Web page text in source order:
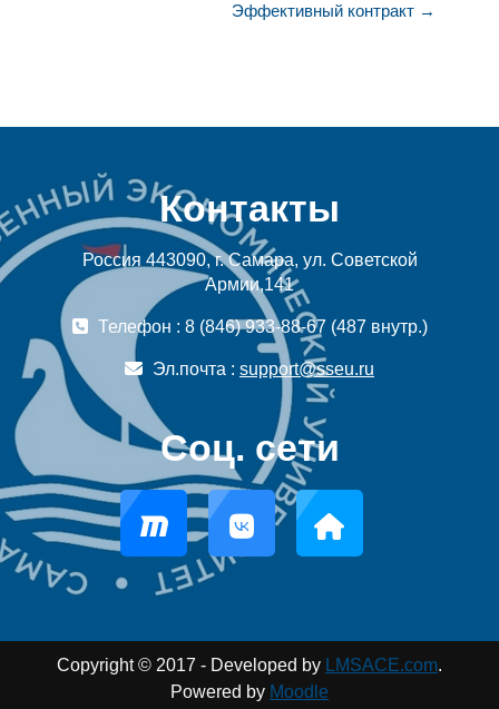
Эффективный контракт →
Контакты
Россия 443090, г. Самара, ул. Советской
Армии,141
Телефон : 8 (846) 933-88-67 (487 внутр.)
Эл.почта : support@sseu.ru
Соц. сети
Copyright © 2017 - Developed by LMSACE.com.
Powered by Moodle